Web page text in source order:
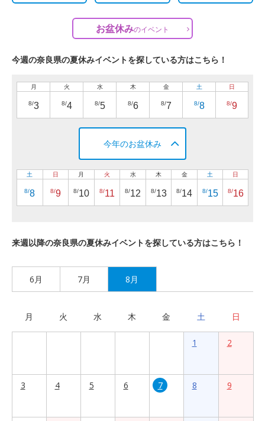
お盆休みのイベント
今週の奈良県の夏休みイベントを探している方はこちら！
月
8/3
火
8/4
水
8/5
木
8/6
金
8/7
土
8/8
日
8/9
今年のお盆休み
土
8/8
日
8/9
月
8/10
火
8/11
水
8/12
木
8/13
金
8/14
土
8/15
日
8/16
来週以降の奈良県の夏休みイベントを探している方はこちら！
6月 7月 8月
月 火 水 木 金 土 日
1 2
3 4 5 6 7 8 9